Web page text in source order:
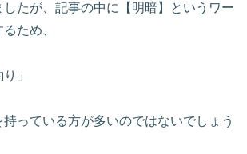
したが、記事の中に【明暗】というワー
ため、
」
っている方が多いのではないでしょう